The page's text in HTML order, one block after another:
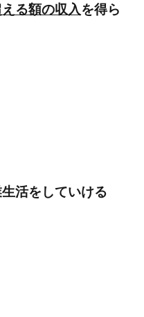
る額の収入 を得ら
活をしていける